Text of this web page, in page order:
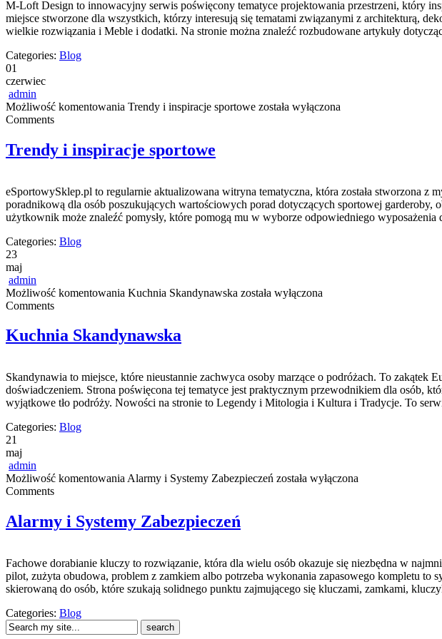
M-Loft Design to innowacyjny serwis poświęcony tematyce projektowania przestrzeni, który
miejsce stworzone dla wszystkich, którzy interesują się tematami związanymi z architekturą,
wielkie rozwiązania i Meble i dodatki. Na stronie można znaleźć rozbudowane artykuły
Categories: Blog
01
czerwiec
admin
Możliwość komentowania Trendy i inspiracje sportowe została wyłączona
Comments
Trendy i inspiracje sportowe
eSportowySklep.pl to regularnie aktualizowana witryna tematyczna, która została stworzona
poradnikową dla osób poszukujących wartościowych porad dotyczących sportowej
użytkownik może znaleźć pomysły, które pomogą mu w wyborze odpowiedniego
Categories: Blog
23
maj
admin
Możliwość komentowania Kuchnia Skandynawska została wyłączona
Comments
Kuchnia Skandynawska
Skandynawia to miejsce, które nieustannie zachwyca osoby marzące o podróżach. To
doświadczeniem. Strona poświęcona tej tematyce jest praktycznym przewodnikiem dla osób,
wyjątkowe tło podróży. Nowości na stronie to Legendy i Mitologia i Kultura i Tradycje. To
Categories: Blog
21
maj
admin
Możliwość komentowania Alarmy i Systemy Zabezpieczeń została wyłączona
Comments
Alarmy i Systemy Zabezpieczeń
Fachowe dorabianie kluczy to rozwiązanie, która dla wielu osób okazuje się niezbędna w
pilot, zużyta obudowa, problem z zamkiem albo potrzeba wykonania zapasowego kompletu
skierowaną do osób, które szukają solidnego punktu zajmującego się kluczami, zamkami,
Categories: Blog